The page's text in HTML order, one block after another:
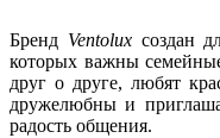
Бренд Ventolux создан
которых важны
друг о друге, любят
дружелюбны и
радость общения.